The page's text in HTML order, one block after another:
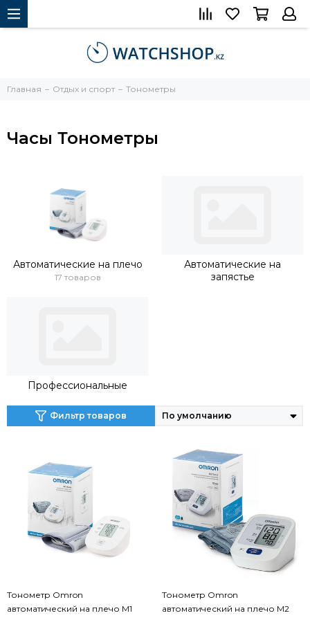
Главная Отдых и спорт Тонометры
Часы Тонометры
Автоматические на плечо
17 товаров
Автоматические на
запястье
Профессиональные
Фильтр товаров
Тонометр Omron
автоматический на плечо M1
Тонометр Omron
автоматический на плечо M2